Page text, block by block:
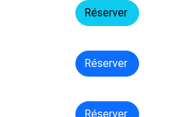
Réserver
Réserver
Réserver